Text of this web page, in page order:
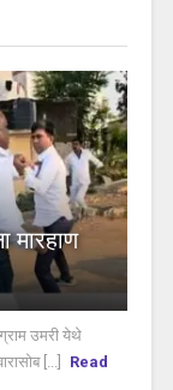
मारहाण
ग्राम उमरी येथे
[...]
Read